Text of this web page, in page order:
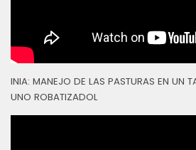
INIA: MANEJO DE LAS PASTURAS EN UN
UNO ROBATIZADOL